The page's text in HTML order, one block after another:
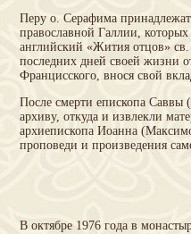
Перу о. Серафима принадлежат
православной Галлии,
английский «Жития отцов»
последних дней своей жизни
Францисского, внося свой
После смерти епископа Саввы
архиву, откуда и извлекли
архиепископа Иоанна
проповеди и произведения
В октябре 1976 года в